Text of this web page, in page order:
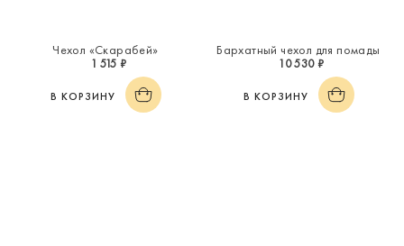
Чехол «Скарабей»
1 515 ₽
В КОРЗИНУ
Бархатный чехол для помады
10 530 ₽
В КОРЗИНУ